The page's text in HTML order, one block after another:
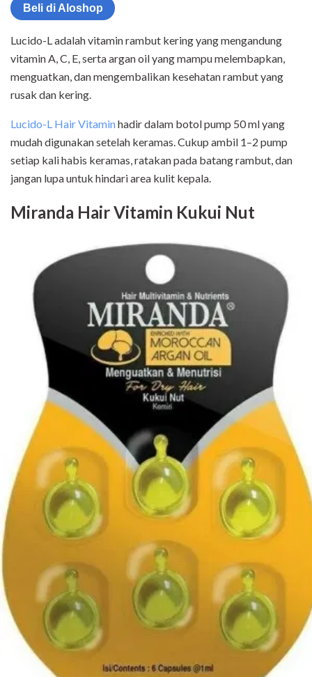
Beli di Aloshop
Lucido-L adalah vitamin rambut kering yang mengandung
vitamin A, C, E, serta argan oil yang mampu melembapkan,
menguatkan, dan mengembalikan kesehatan rambut yang
rusak dan kering.
Lucido-L Hair Vitaminhadir dalam botol pump 50 ml yang
mudah digunakan setelah keramas. Cukup ambil 1–2 pump
setiap kali habis keramas, ratakan pada batang rambut, dan
jangan lupa untuk hindari area kulit kepala.
Miranda Hair Vitamin Kukui Nut